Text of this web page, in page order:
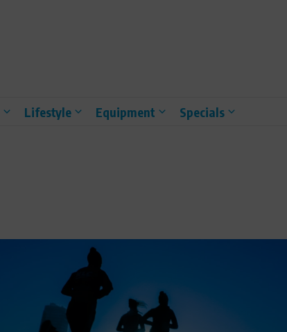
Lifestyle Equipment Specials